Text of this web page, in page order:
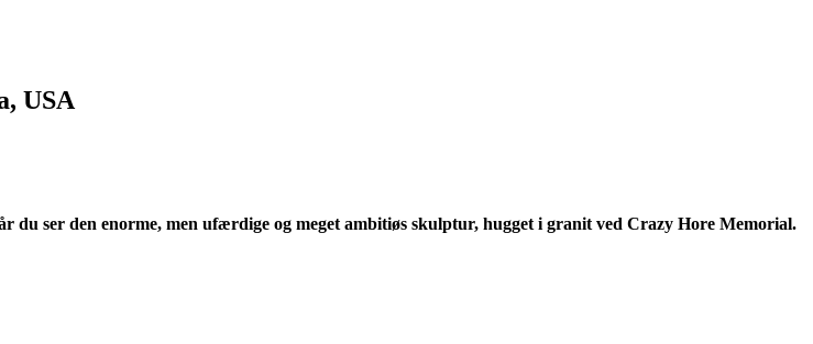
USA
ser den enorme, men ufærdige og meget ambitiøs skulptur, hugget i granit ved Crazy Hore Memorial.